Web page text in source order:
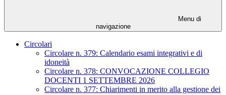
Menu di
navigazione
Circolari
Circolare n. 379: Calendario esami integrativi e di
idoneità
Circolare n. 378: CONVOCAZIONE COLLEGIO
DOCENTI 1 SETTEMBRE 2026
Circolare n. 377: Chiarimenti in merito alla gestione dei